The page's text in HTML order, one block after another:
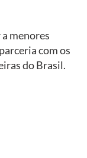
menores
com os
do Brasil.